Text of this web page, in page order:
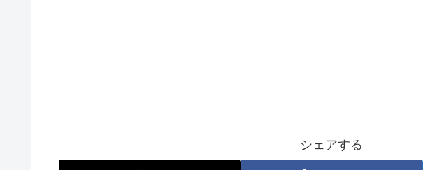
シェアする